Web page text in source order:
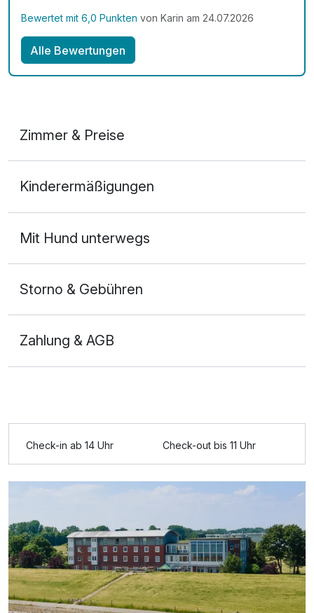
Bewertet mit 6,0 Punkten von Karin am 24.07.2026
Alle Bewertungen
Zimmer & Preise
2 Erwachsene und 1 Kind
Ausstattung
Kinderermäßigungen
Mit Hund unterwegs
Storno & Gebühren
Zahlung & AGB
Check-in ab 14 Uhr Check-out bis 11 Uhr